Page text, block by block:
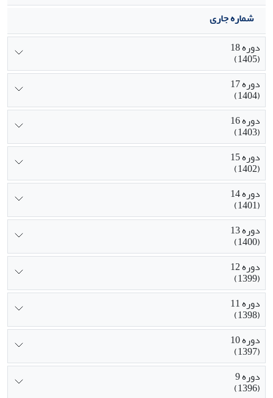
شماره جاری
دوره 18
(1405)
دوره 17
(1404)
دوره 16
(1403)
دوره 15
(1402)
دوره 14
(1401)
دوره 13
(1400)
دوره 12
(1399)
دوره 11
(1398)
دوره 10
(1397)
دوره 9
(1396)